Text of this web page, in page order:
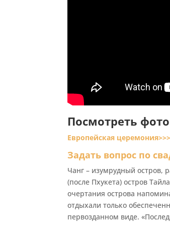
Посмотреть
Европейская церемония>>>
Задать вопрос по
Чанг – изумрудный остров,
(после Пхукета) остров
очертания острова
отдыхали только
первозданном виде.